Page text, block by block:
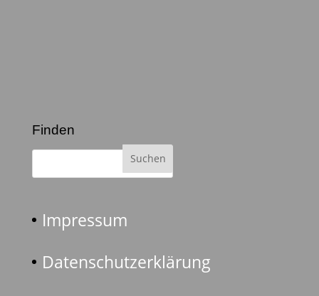
Finden
Impressum
Datenschutzerklärung